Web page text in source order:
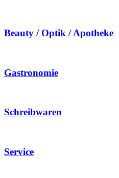
Beauty / Optik / Apotheke
Gastronomie
Schreibwaren
Service